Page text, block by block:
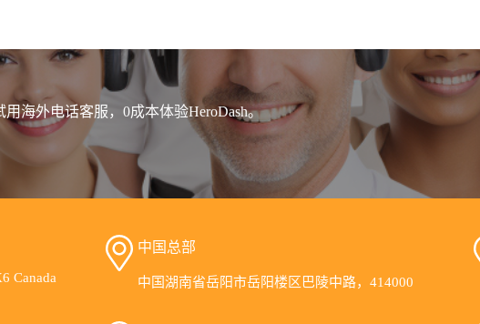
用海外电话客服，0成本体验HeroDash。
Canada
中国总部
中国湖南省岳阳市岳阳楼区巴陵中路，414000